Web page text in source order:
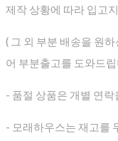
제작 상황에 따라 입고
( 그 외 부분 배송을 원
어 부분출고를 도와드
- 품절 상품은 개별 연락
- 모래하우스는 재고를